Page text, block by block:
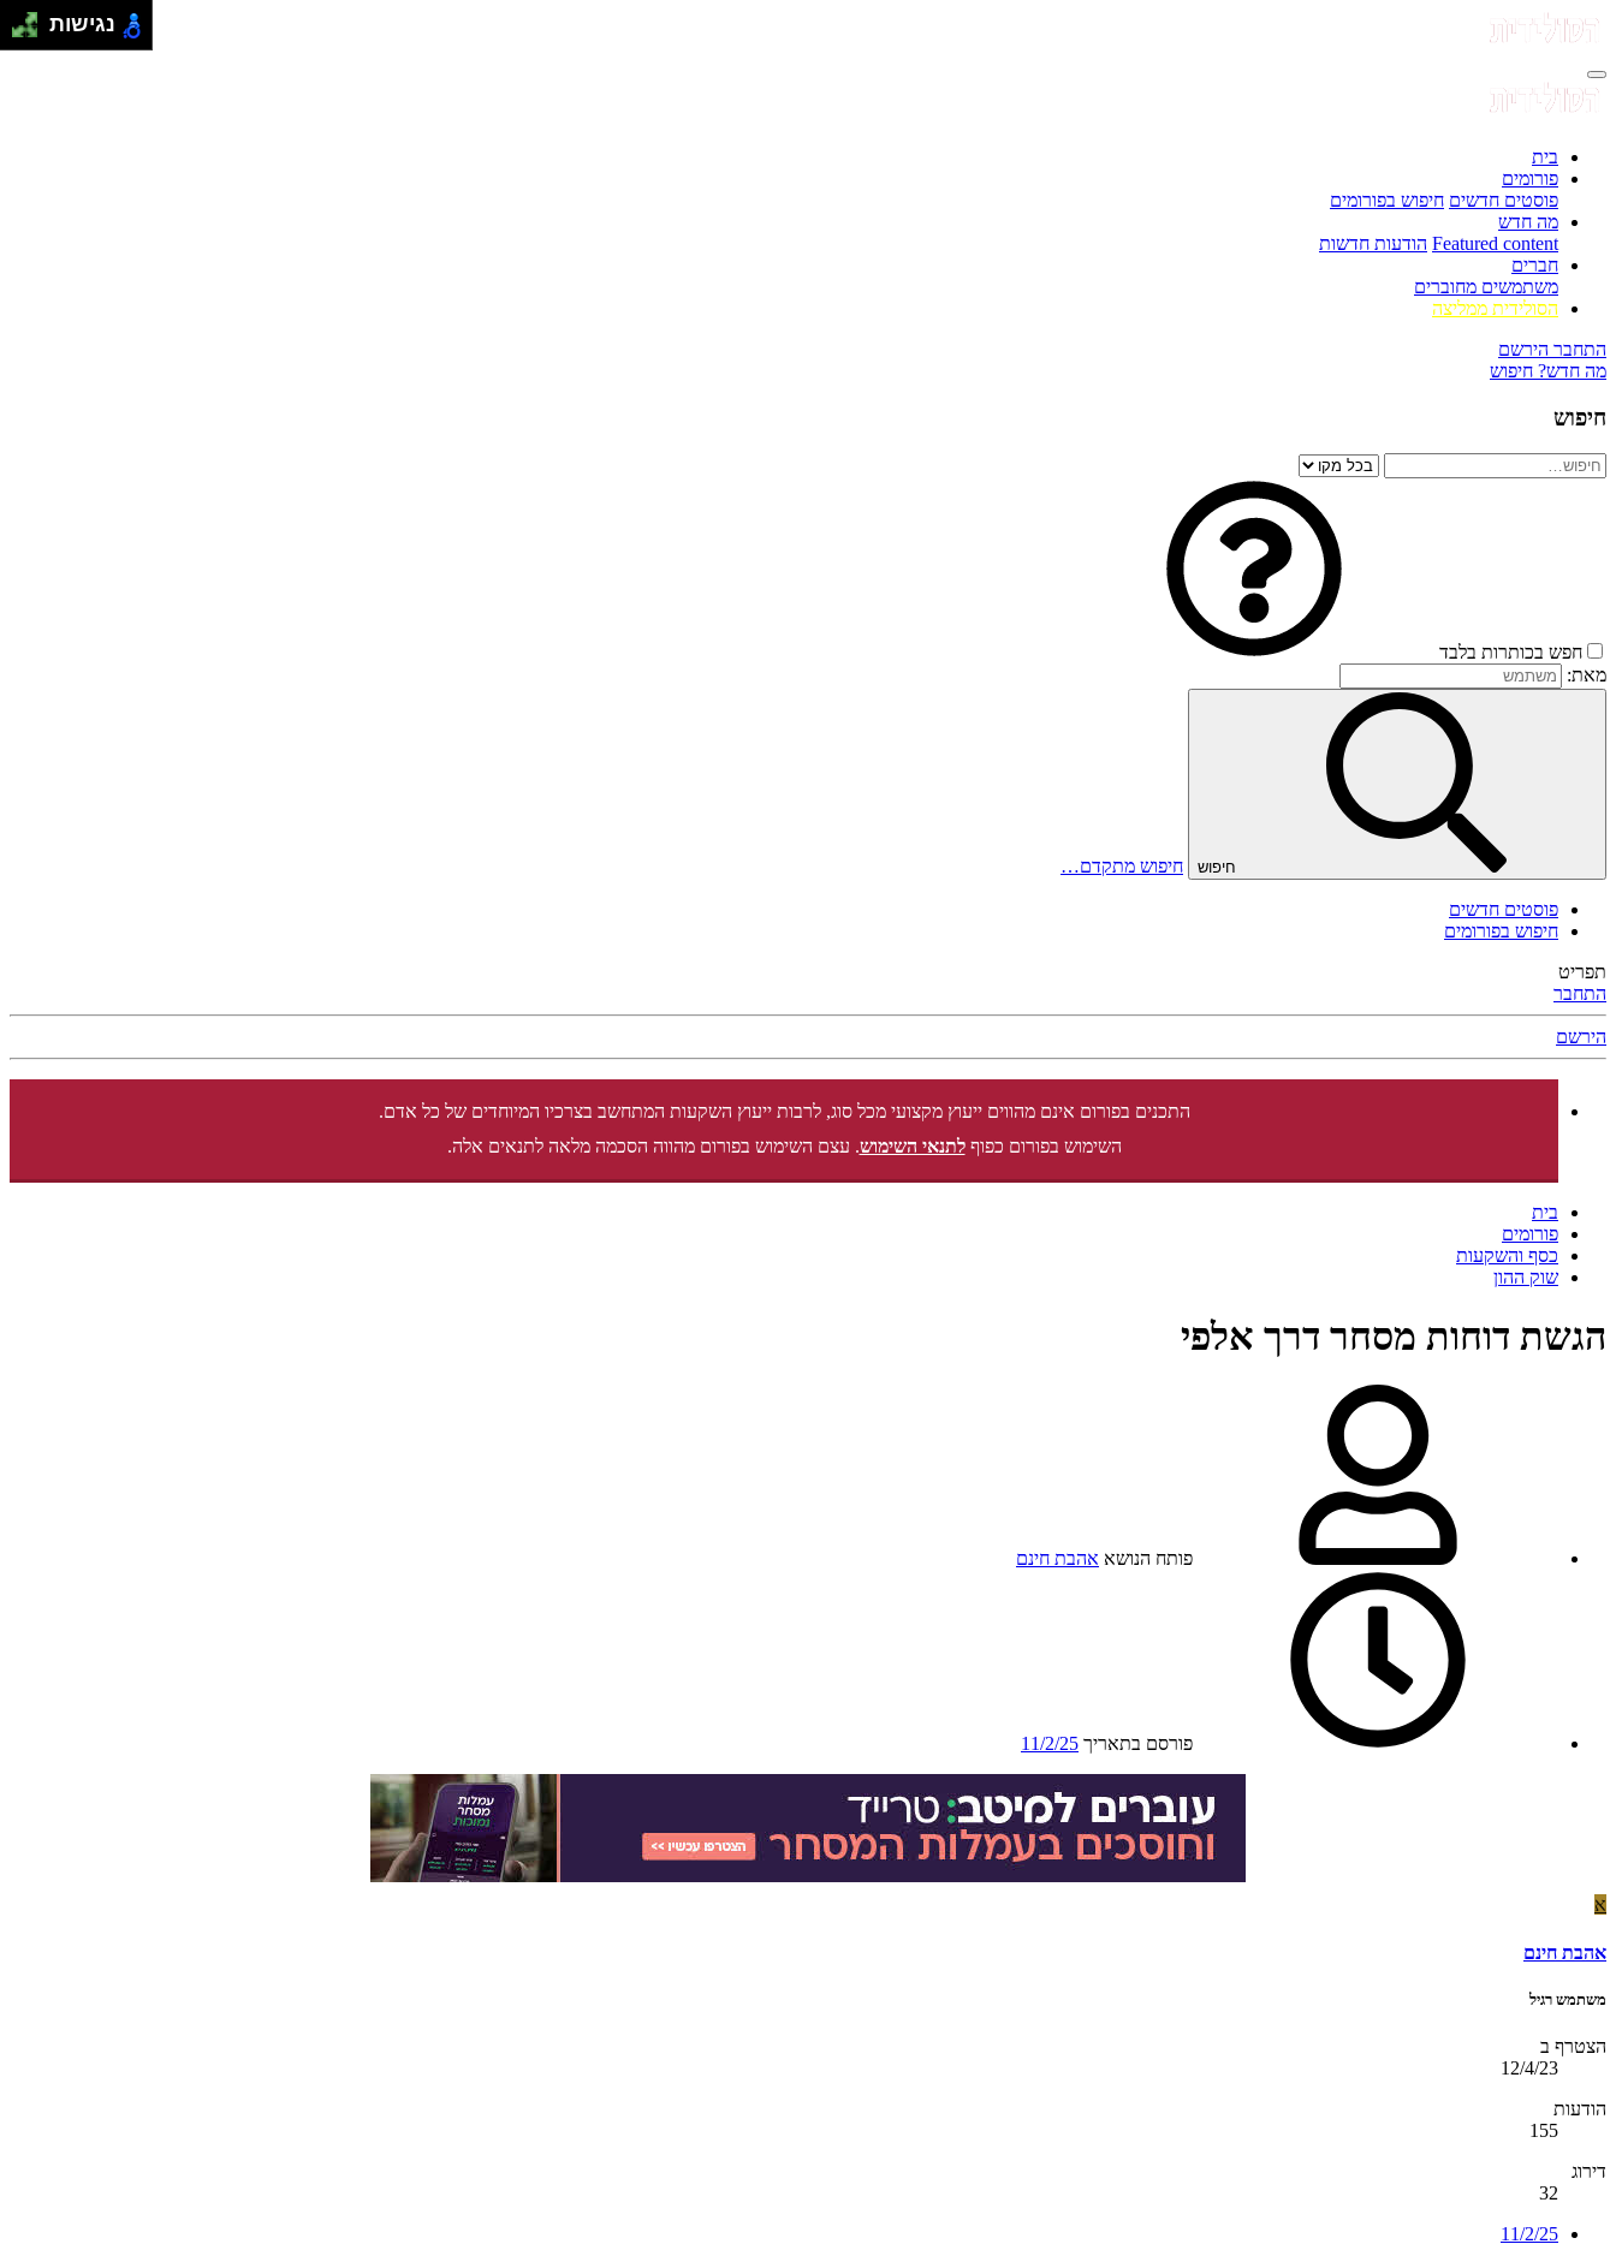
בית
פורומים
פוסטים חדשים חיפוש בפורומים
מה חדש
Featured content הודעות חדשות
חברים
משתמשים מחוברים
הסולידית ממליצה
התחבר הירשם
מה חדש? חיפוש
חיפוש
חפש בכותרות בלבד
מאת:
חיפוש חיפוש מתקדם…
פוסטים חדשים
חיפוש בפורומים
תפריט
התחבר
הירשם
התכנים בפורום אינם מהווים ייעוץ מקצועי מכל סוג, לרבות ייעוץ השקעות המתחשב בצרכיו המיוחדים של כל אדם.
השימוש בפורום כפוףלתנאי השימוש. עצם השימוש בפורום מהווה הסכמה מלאה לתנאים אלה.
בית
פורומים
כסף והשקעות
שוק ההון
הגשת דוחות מסחר דרך אלפי
פותח הנושא אהבת חינם
פורסם בתאריך 11/2/25
א
אהבת חינם
משתמש רגיל
הצטרף ב
12/4/23
הודעות
155
דירוג
32
11/2/25
נגישות